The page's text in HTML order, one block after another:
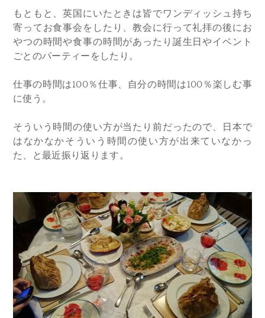
もともと、英国にいたときは皆でワンディッシュ持ち
寄ってお食事会をしたり、教会に行って礼拝の後にお
やつの時間や食事の時間があったり誕生日やイベント
ごとのパーティーをしたり。
仕事の時間は100％仕事、自分の時間は100％楽しむ事
に使う。
そういう時間の使い方が当たり前だったので、日本で
はなかなかそういう時間の使い方が出来ていなかっ
た、と最近振り返ります。